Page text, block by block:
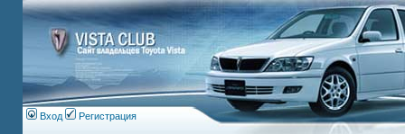
Вход Регистрация